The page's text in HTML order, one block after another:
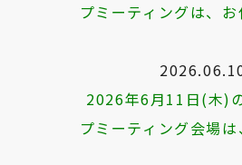
プミーティングは、
2026年6月11日(木)
プミーティング会場